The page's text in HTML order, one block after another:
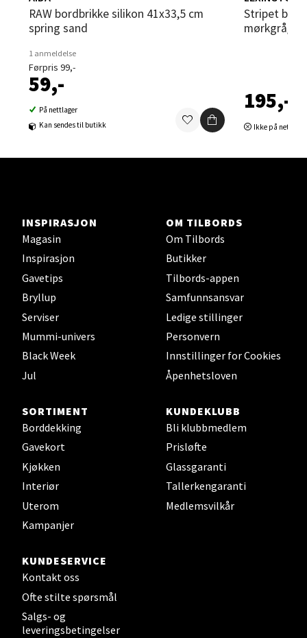
RAW bordbrikke silikon 41x33,5 cm
spring sand
1 anmeldelse
Førpris 99,-
59,-
På nettlager
Kan sendes til butikk
Stripet bordbrikke ribbed 40x50 cm
mørkgrå/
195,-
Ikke på
INSPIRASJON
Magasin
Inspirasjon
Gavetips
Bryllup
Serviser
Mummi-univers
Black Week
Jul
OM TILBORDS
Om Tilbords
Butikker
Tilbords-appen
Samfunnsansvar
Ledige stillinger
Personvern
Innstillinger for Cookies
Åpenhetsloven
SORTIMENT
Borddekking
Gavekort
Kjøkken
Interiør
Uterom
Kampanjer
KUNDEKLUBB
Bli klubbmedlem
Prisløfte
Glassgaranti
Tallerkengaranti
Medlemsvilkår
KUNDESERVICE
Kontakt oss
Ofte stilte spørsmål
Salgs- og
leveringsbetingelser
Sortland - Sortland Storsenter
Strangata 26, 8400 Sortland
Åpent i dag 10-16
0 i butikk
Sjøfartsgata 2, 7714 Steinkjer
0 i butikk
Torgbakken 2, 5401 Stord
Åpent i dag 10-15
0 i butikk
Velg
Oslo - Thon Senter Storo
Vitaminveien 7 - 9, 0485 Oslo
Åpent i dag 10-19
0 i butikk